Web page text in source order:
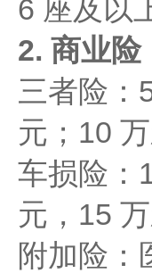
6 座及以
2. 商业险
三者险：
元；10
车损险：
元，15
附加险：